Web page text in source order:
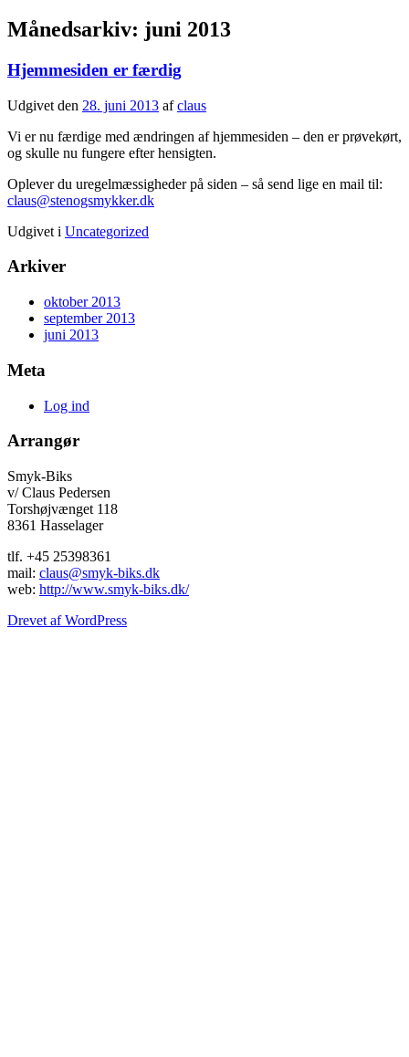
Månedsarkiv: juni 2013
Hjemmesiden er færdig
Udgivet den 28. juni 2013 afclaus
Vi er nu færdige med ændringen af hjemmesiden – den er prøvekørt,
og skulle nu fungere efter hensigten.
Oplever du uregelmæssigheder på siden – så send lige en mail til:
claus@stenogsmykker.dk
Udgivet i Uncategorized
Arkiver
oktober 2013
september 2013
juni 2013
Meta
Log ind
Arrangør
Smyk-Biks
v/ Claus Pedersen
Torshøjvænget 118
8361 Hasselager
tlf. +45 25398361
mail: claus@smyk-biks.dk
web: http://www.smyk-biks.dk/
Drevet af WordPress